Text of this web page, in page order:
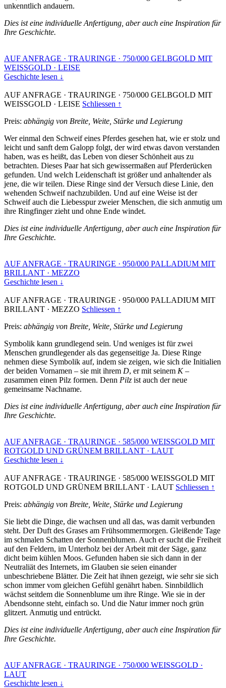
unkenntlich andauern.
Dies ist eine individuelle Anfertigung, aber auch eine Inspiration für
Ihre Geschichte.
AUF ANFRAGE · TRAURINGE · 750/000 GELBGOLD MIT
WEISSGOLD · LEISE
Geschichte lesen ↓
AUF ANFRAGE · TRAURINGE · 750/000 GELBGOLD MIT
WEISSGOLD · LEISE Schliessen ↑
Preis: abhängig von Breite, Weite, Stärke und Legierung
Wer einmal den Schweif eines Pferdes gesehen hat, wie er stolz und
leicht und sanft dem Galopp folgt, der wird etwas davon verstanden
haben, was es heißt, das Leben von dieser Schönheit aus zu
betrachten. Dieses Paar hat sich gewissermaßen auf Pferderücken
gefunden. Und welch Leidenschaft ist größer und anhaltender als
jene, die wir teilen. Diese Ringe sind der Versuch diese Linie, den
wehenden Schweif nachzubilden. Und auf eine Weise ist der
Schweif auch die Liebesspur zweier Menschen, die sich anmutig um
ihre Ringfinger zieht und ohne Ende windet.
Dies ist eine individuelle Anfertigung, aber auch eine Inspiration für
Ihre Geschichte.
AUF ANFRAGE · TRAURINGE · 950/000 PALLADIUM MIT
BRILLANT · MEZZO
Geschichte lesen ↓
AUF ANFRAGE · TRAURINGE · 950/000 PALLADIUM MIT
BRILLANT · MEZZO Schliessen ↑
Preis: abhängig von Breite, Weite, Stärke und Legierung
Symbolik kann grundlegend sein. Und weniges ist für zwei
Menschen grundlegender als das gegenseitige Ja. Diese Ringe
nehmen diese Symbolik auf, indem sie zeigen, wie sich die Initialien
der beiden Vornamen – sie mit ihrem D, er mit seinem K–
zusammen einen Pilz formen. Denn Pilz ist auch der neue
gemeinsame Nachname.
Dies ist eine individuelle Anfertigung, aber auch eine Inspiration für
Ihre Geschichte.
AUF ANFRAGE · TRAURINGE · 585/000 WEISSGOLD MIT
ROTGOLD UND GRÜNEM BRILLANT · LAUT
Geschichte lesen ↓
AUF ANFRAGE · TRAURINGE · 585/000 WEISSGOLD MIT
ROTGOLD UND GRÜNEM BRILLANT · LAUT Schliessen ↑
Preis: abhängig von Breite, Weite, Stärke und Legierung
Sie liebt die Dinge, die wachsen und all das, was damit verbunden
steht. Der Duft des Grases am Frühsommermorgen. Gleißende Tage
im schmalen Schatten der Sonnenblumen. Auch er sucht die Freiheit
auf den Feldern, im Unterholz bei der Arbeit mit der Säge, ganz
dicht beim kühlen Moos. Gefunden haben sie sich dann in der
Neutraliät des Internets, im Glauben sie seien einander
unbeschriebene Blätter. Die Zeit hat ihnen gezeigt, wie sehr sie sich
schon immer vom gleichen Gefühl genährt haben. Sinnbildlich
wächst seitdem die Sonnenblume um ihre Ringe. Wie sie in der
Abendsonne steht, einfach so. Und die Natur immer noch grün
glitzert. Anmutig und entrückt.
Dies ist eine individuelle Anfertigung, aber auch eine Inspiration für
Ihre Geschichte.
AUF ANFRAGE · TRAURINGE · 750/000 WEISSGOLD ·
LAUT
Geschichte lesen ↓